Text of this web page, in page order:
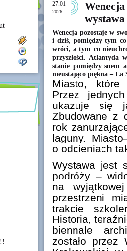
27.01
2026
wystawa
Wenecja pozostaje w
i dziś, pomiędzy tym co
wróci, a tym co
przyszłości. Atlantyda
stanie pomiędzy snem
nieustająco piękna – La
Miasto, które
Przez
ukazuje się
Zbudowane z
rok
laguny.
o odcieniach
Wystawa jest
podróży –
na
przestrzeni
trakcie
Historia,
biennale
zostało przez